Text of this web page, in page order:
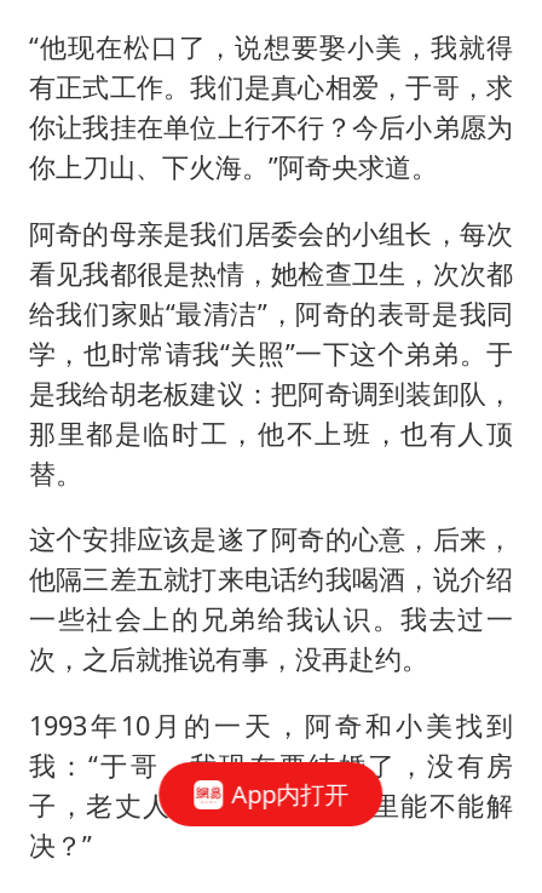
“他现在松口了，说想要娶小美，我就得
有正式工作。我们是真心相爱，于哥，求
你让我挂在单位上行不行？今后小弟愿为
你上刀山、下火海。”阿奇央求道。
阿奇的母亲是我们居委会的小组长，每次
看见我都很是热情，她检查卫生，次次都
给我们家贴“最清洁”，阿奇的表哥是我同
学，也时常请我“关照”一下这个弟弟。于
是我给胡老板建议：把阿奇调到装卸队，
那里都是临时工，他不上班，也有人顶
替。
这个安排应该是遂了阿奇的心意，后来，
他隔三差五就打来电话约我喝酒，说介绍
一些社会上的兄弟给我认识。我去过一
次，之后就推说有事，没再赴约。
1993年10月的一天，阿奇和小美找到
我：“于哥，我现在要结婚了，没有房
子，老丈人不同意，你看厂里能不能解
决？”
App内打开